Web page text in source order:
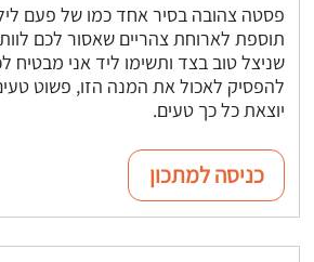
פסטה צהובה בסיר אחד כמו של פעם
תוספת לארוחת צהריים שאסור לכם
שניצל טוב בצד ותשימו ליד אני
להפסיק לאכול את המנה הזו, פשוט
יוצאת כל כך טעים.
כניסה למתכון